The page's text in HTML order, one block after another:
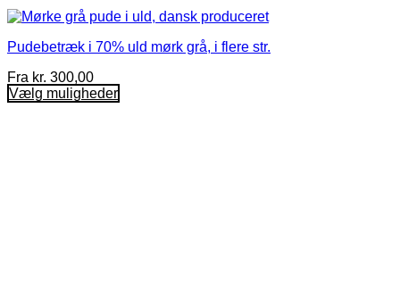
Pudebetræk i 70% uld mørk grå, i flere str.
Fra kr. 300,00
Vælg muligheder